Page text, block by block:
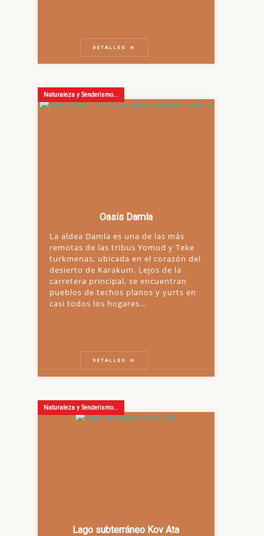
DETALLES
Naturaleza y Senderismo...
Oasis Damla
La aldea Damla es una de las más
remotas de las tribus Yomud y Teke
turkmenas, ubicada en el corazón del
desierto de Karakum. Lejos de la
carretera principal, se encuentran
pueblos de techos planos y yurts en
casi todos los hogares...
DETALLES
Naturaleza y Senderismo...
Lago subterráneo Kov Ata